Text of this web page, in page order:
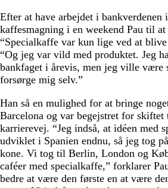
Efter at have arbejdet i bankverdenen
kaffesmagning i en weekend Pau til
“Specialkaffe var kun lige ved at blive
“Og jeg var vild med produktet. Jeg
bankfaget i årevis, men jeg ville være
forsørge mig selv.”
Han så en mulighed for at bringe
Barcelona og var begejstret for
karrierevej. “Jeg indså, at idéen med
udviklet i Spanien endnu, så jeg tog
kone. Vi tog til Berlin, London og
caféer med specialkaffe,” forklarer
bedre at være den første en at være